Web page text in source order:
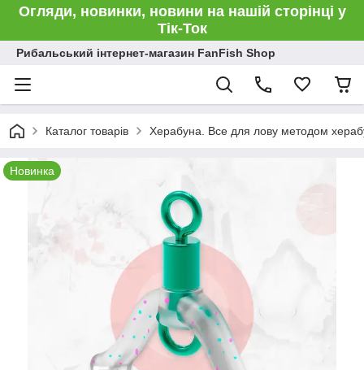
Огляди, новинки, новини на нашій сторінці у
Тік-Ток
Рибальський інтернет-магазин FanFish Shop
Каталог товарів Херабуна. Все для лову методом
Новинка